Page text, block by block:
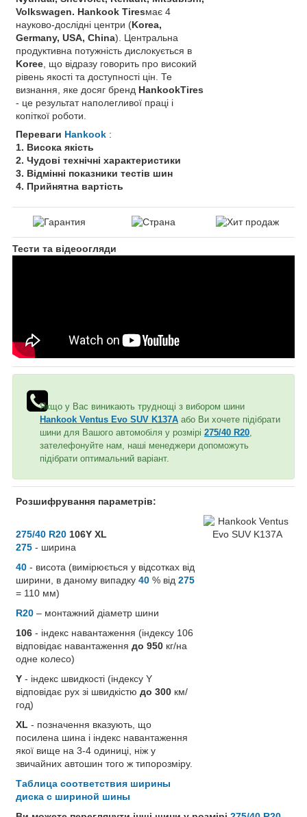
Volkswagen. Hankook Tiresмає 4
науково-дослідні центри (Korea,
Germany, USA, China). Центральна
продуктивна потужність дислокується в
Koree , що відразу говорить про високий
рівень якості та доступності цін. Те
визнання, яке досяг бренд НankookTires
- це результат наполегливої ​​праці і
копіткої роботи.
Переваги Hankook :
1. Висока якість
2. Чудові технічні характеристики
3. Відмінні показники тестів шин
4. Прийнятна вартість
Тести та відеоогляди
Якщо у Вас виникають труднощі з вибором шини
Hankook Ventus Evo SUV K137A або Ви хочете підібрати
шини для Вашого автомобіля у розмірі 275/40 R20
зателефонуйте нам, наші менеджери допоможуть
підібрати оптимальний варіант.
Розшифрування параметрів:
275/40 R20 106Y XL
275 - ширина
40 - висота (вимірюється у відсотках від
ширини, в даному випадку 40 % від 275
= 110 мм)
R20 – монтажний діаметр шини
106 - індекс навантаження (індексу 106
відповідає навантаження до 950 кг/на
одне колесо)
Y - індекс швидкості (індексу Y
відповідає рух зі швидкістю до 300 км/
год)
XL - позначення вказують, що
посилена шина і індекс навантаження
якої вище на 3-4 одиниці, ніж у
звичайних автошин того ж типорозміру.
Таблица соответствия ширины
диска с шириной шины